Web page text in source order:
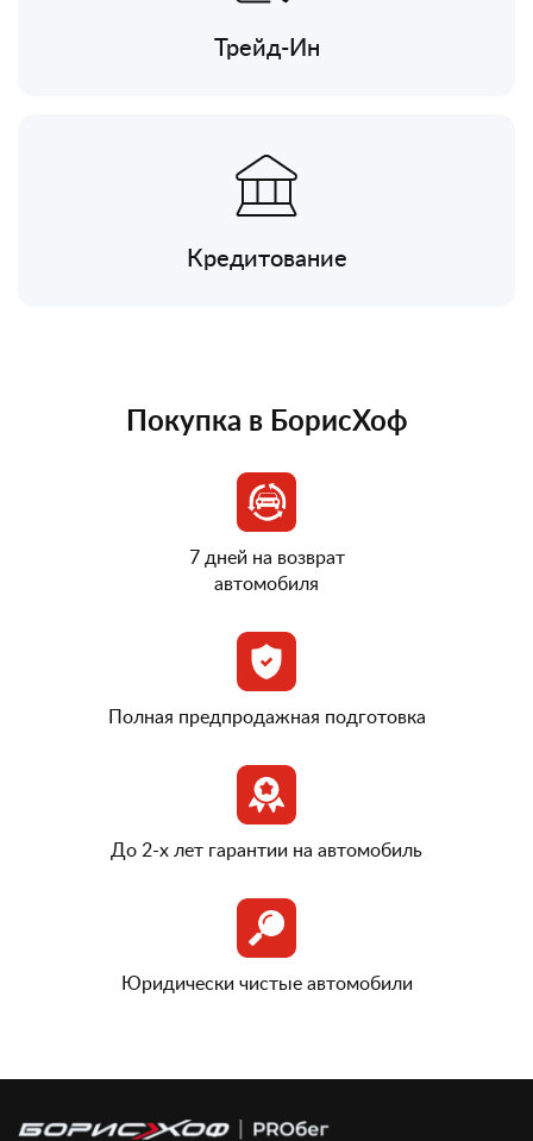
Трейд-Ин
Кредитование
Покупка в БорисХоф
7 дней на возврат
автомобиля
Полная предпродажная подготовка
До 2-х лет гарантии на автомобиль
Юридически чистые автомобили